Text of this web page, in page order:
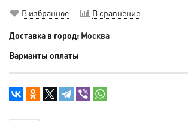
В избранное В сравнение
Доставка в город: Москва
Варианты оплаты